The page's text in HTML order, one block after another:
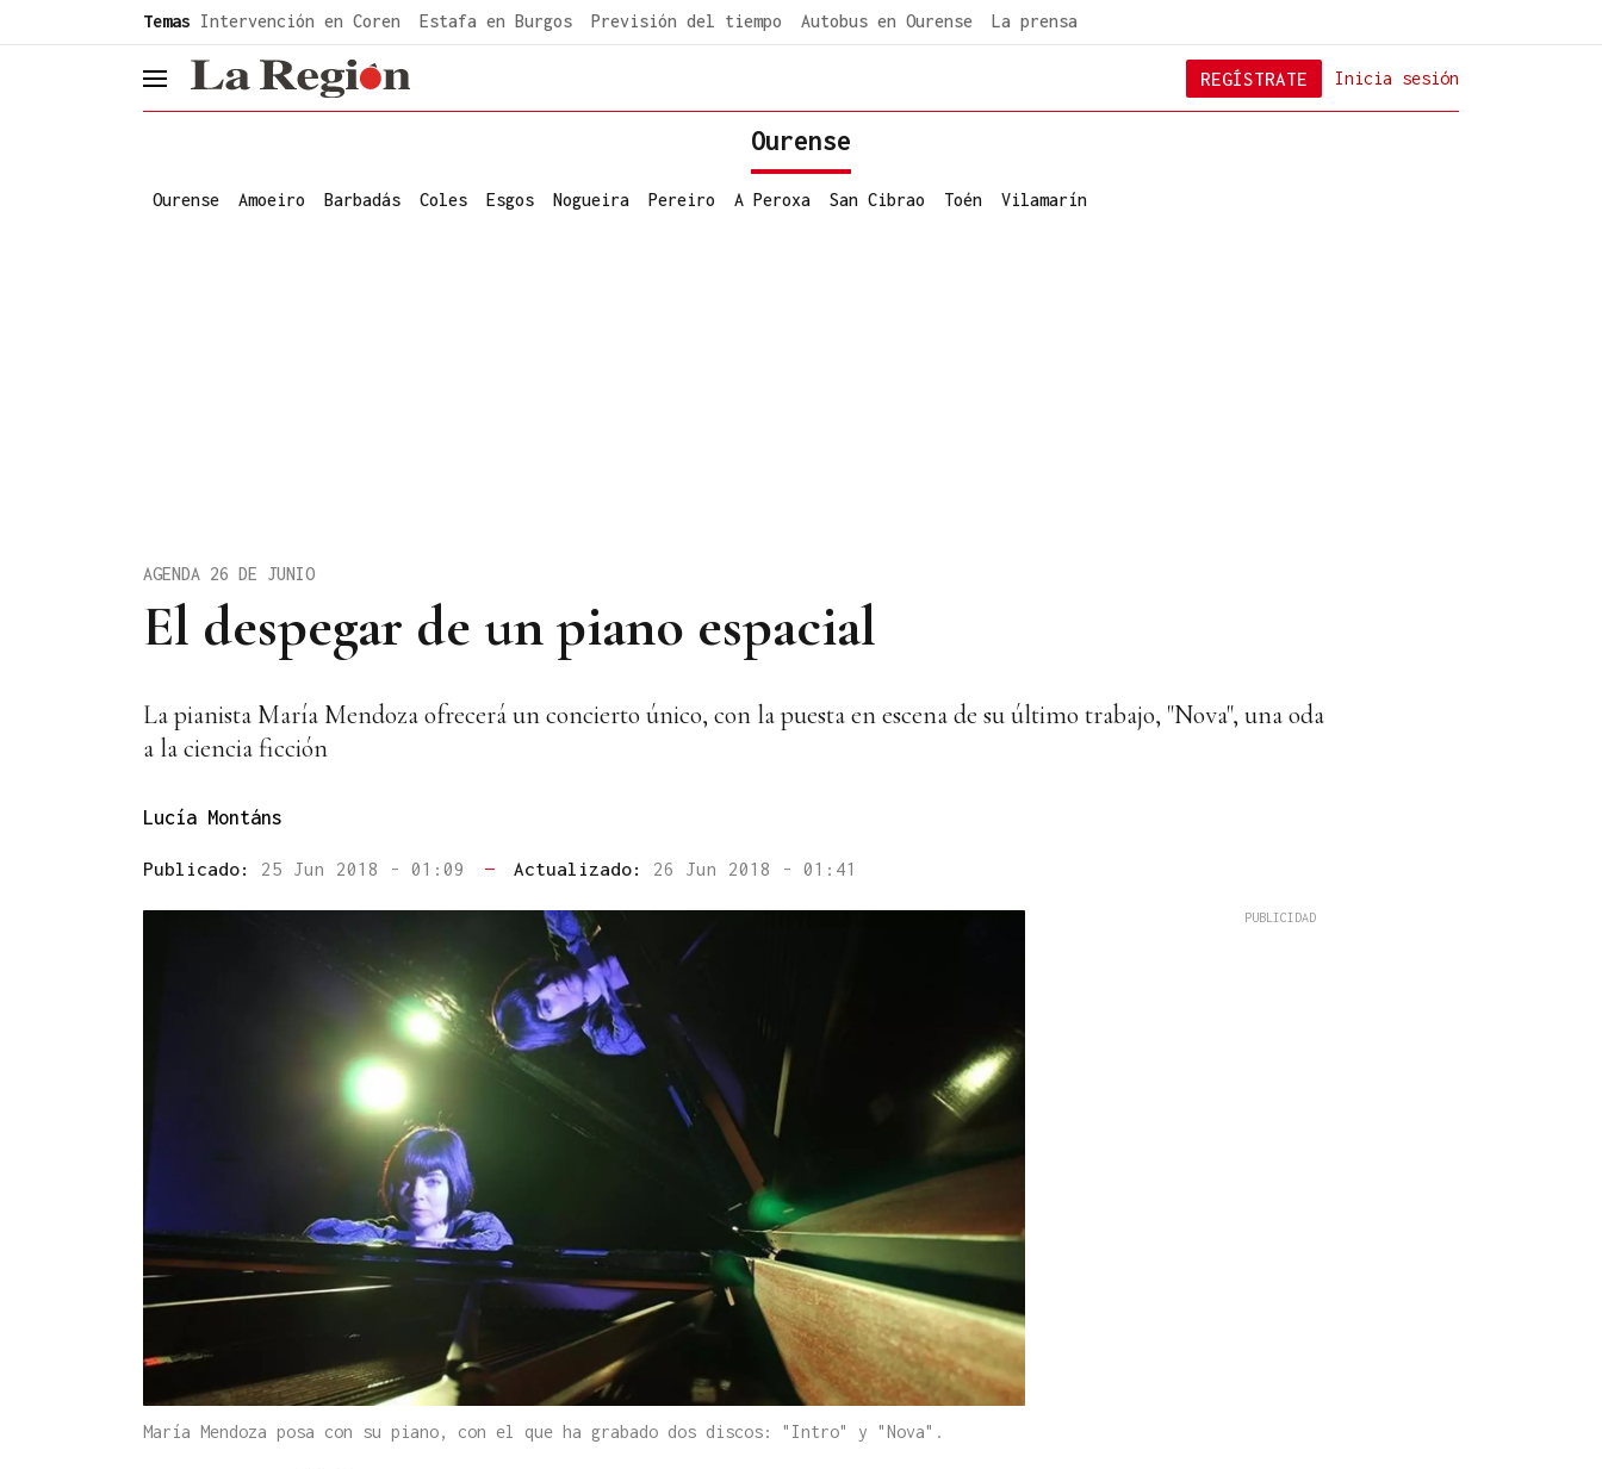
Temas Intervención en Coren Estafa en Burgos Previsión del tiempo Autobus en Ourense La prensa
header.menu.open Inicia sesión
REGÍSTRATE
Ourense
Ourense Amoeiro Barbadás Coles Esgos Nogueira Pereiro A Peroxa San Cibrao Toén Vilamarín
El despegar de un piano espacial
AGENDA 26 DE JUNIO
La pianista María Mendoza ofrecerá un concierto único, con la puesta en escena de su último trabajo, "Nova", una oda
a la ciencia ficción
Lucía Montáns
Publicado: 25 Jun 2018 - 01:09 — Actualizado: 26 Jun 2018 - 01:41
María Mendoza posa con su piano, con el que ha grabado dos discos: "Intro" y "Nova".